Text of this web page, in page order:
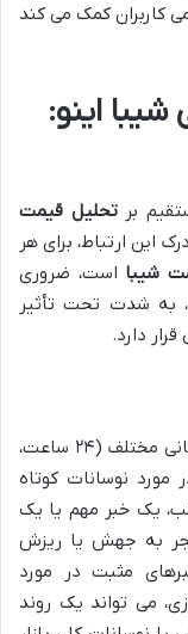
کاربران کمک می کند
شیبا اینو:
برتحلیل قیمت
این ارتباط، برای هر
شیبا است، ضروری
به شدت تحت تأثیر
دارد.
بررسی روند قیمتی اخیر SHIB در بازه های زمانی مختلف (۲۴ ساعت،
در مورد نوسانات کوتاه
یک خبر مهم یا یک
به جهش یا ریزش
مثبت در مورد
می تواند یک روند